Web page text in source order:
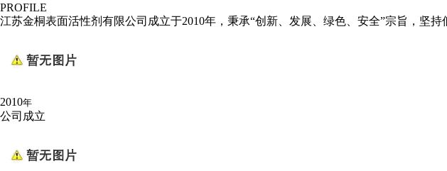
PROFILE
江苏金桐表面活性剂有限公司成立于2010年，秉承“创新、发展、绿色、安全”宗旨，坚
2010年
公司成立